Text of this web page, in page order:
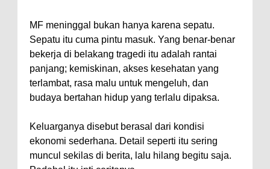
MF meninggal bukan hanya karena sepatu.
Sepatu itu cuma pintu masuk. Yang benar-benar
bekerja di belakang tragedi itu adalah rantai
panjang; kemiskinan, akses kesehatan yang
terlambat, rasa malu untuk mengeluh, dan
budaya bertahan hidup yang terlalu dipaksa.
Keluarganya disebut berasal dari kondisi
ekonomi sederhana. Detail seperti itu sering
muncul sekilas di berita, lalu hilang begitu saja.